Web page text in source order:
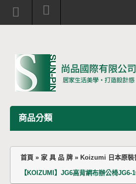
商品分類
首頁 » 家 具 品 牌 » Koizumi 日本原裝
【KOIZUMI】JG6高背網布辦公椅JG6-